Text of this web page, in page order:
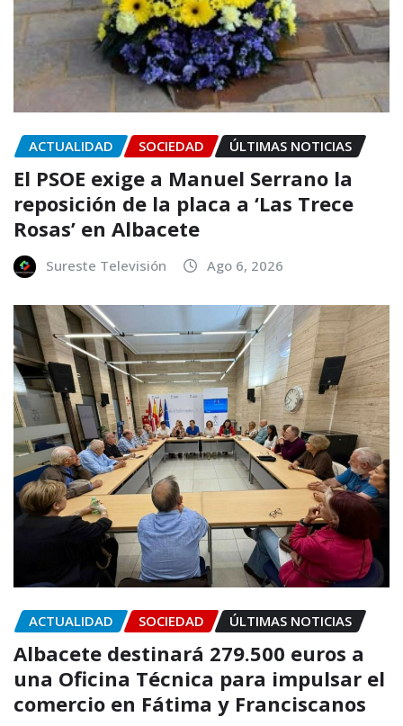
ACTUALIDAD SOCIEDAD ÚLTIMAS NOTICIAS
El PSOE exige a Manuel Serrano la
reposición de la placa a ‘Las Trece
Rosas’ en Albacete
Sureste Televisión Ago 6, 2026
ACTUALIDAD SOCIEDAD ÚLTIMAS NOTICIAS
Albacete destinará 279.500 euros a
una Oficina Técnica para impulsar el
comercio en Fátima y Franciscanos